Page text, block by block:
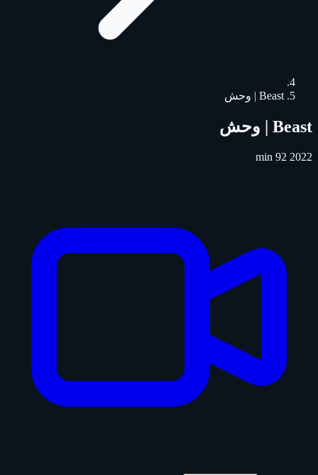
Beast | وحش
Beast | وحش
2022
92 min